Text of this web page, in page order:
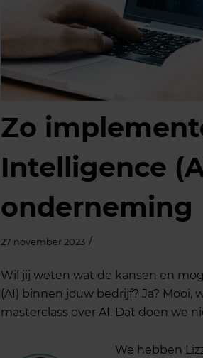
Zo
Intelligence
onderneming
27 november 2023 /
Wil jij weten wat de kansen en
(AI) binnen jouw bedrijf? Ja? Mooi,
masterclass over AI. Dat doen we
We hebben